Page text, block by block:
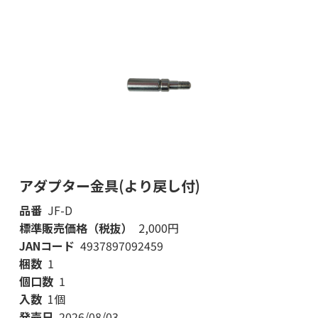
アダプター金具(より戻し付)
品番 JF-D
標準販売価格（税抜）
2,000円
JANコード 4937897092459
梱数 1
個口数 1
入数 1個